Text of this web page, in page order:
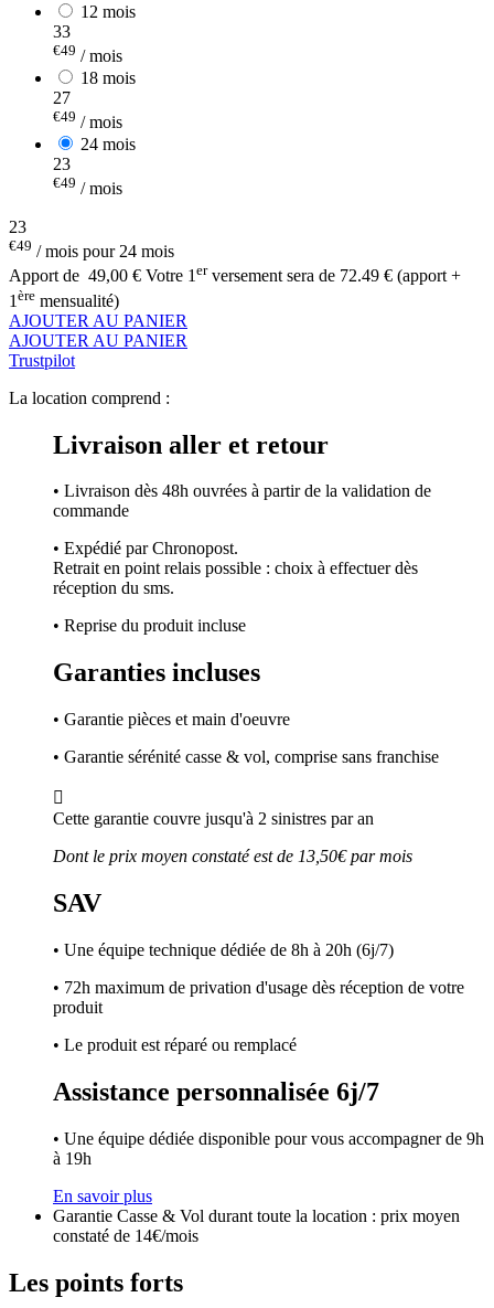
12 mois
33
€49 / mois
18 mois
27
€49 / mois
24 mois
23
€49 / mois
23
€49 / mois pour 24 mois
Apport de 49,00 € Votre 1 erversement sera de 72.49 € (apport +
1 ère mensualité)
AJOUTER AU PANIER
AJOUTER AU PANIER
Trustpilot
La location comprend :
Livraison aller et retour
• Livraison dès 48h ouvrées à partir de la validation de
commande
• Expédié par Chronopost.
Retrait en point relais possible : choix à effectuer dès
réception du sms.
• Reprise du produit incluse
Garanties incluses
• Garantie pièces et main d'oeuvre
• Garantie sérénité casse & vol, comprise sans franchise

Cette garantie couvre jusqu'à 2 sinistres par an
Dont le prix moyen constaté est de 13,50€ par mois
SAV
• Une équipe technique dédiée de 8h à 20h (6j/7)
• 72h maximum de privation d'usage dès réception de votre
produit
• Le produit est réparé ou remplacé
Assistance personnalisée 6j/7
• Une équipe dédiée disponible pour vous accompagner de 9h
à 19h
En savoir plus
Garantie Casse & Vol durant toute la location : prix moyen
constaté de 14€/mois
Les points forts